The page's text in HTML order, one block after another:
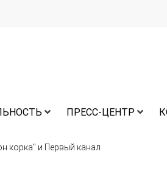
ПРЕСС-ЦЕНТР
корка" и Первый канал